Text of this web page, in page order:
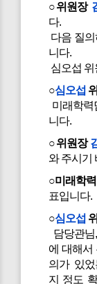
○위원장
다.
다음 질
니다.
심오섭
○심오섭
미래학력
니다.
○위원장
와 주시기
○미래학
표입니다.
○심오섭
담당관
에 대해서
의가 있
지 정도